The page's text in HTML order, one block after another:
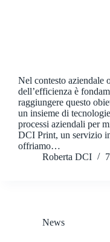
Nel contesto aziendale
dell’efficienza è
raggiungere questo
un insieme di
processi aziendali per
DCI Print, un servizio
offriamo…
Roberta DCI
News